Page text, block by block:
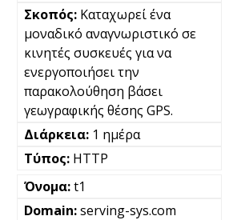
Καταχωρεί ένα
μοναδικό αναγνωριστικό σε
κινητές συσκευές για να
ενεργοποιήσει την
παρακολούθηση βάσει
γεωγραφικής θέσης GPS.
1 ημέρα
HTTP
t1
serving-sys.com